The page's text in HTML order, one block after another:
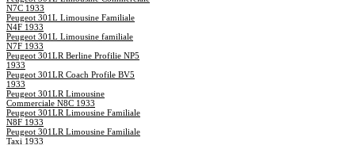
N7C 1933
Peugeot 301L Limousine Familiale
N4F 1933
Peugeot 301L Limousine familiale
N7F 1933
Peugeot 301LR Berline Profilie NP5
1933
Peugeot 301LR Coach Profile BV5
1933
Peugeot 301LR Limousine
Commerciale N8C 1933
Peugeot 301LR Limousine Familiale
N8F 1933
Peugeot 301LR Limousine Familiale
Taxi 1933